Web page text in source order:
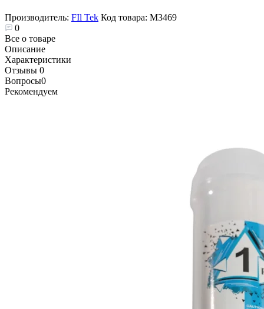
Производитель: FIl Tek Код товара: М3469
0
Все о товаре
Описание
Характеристики
Отзывы 0
Вопросы0
Рекомендуем